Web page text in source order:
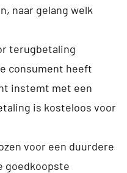
naar gelang welk
terugbetaling
consument heeft
instemt met een
is kosteloos voor
voor een duurdere
goedkoopste